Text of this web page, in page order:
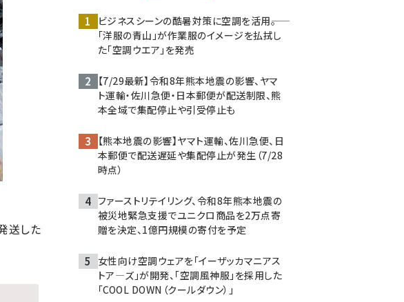
送した
ビジネスシーンの酷暑対策に空調を活用――。
「洋服の青山」が作業服のイメージを払拭し
た「空調ウエア」を発売
【7/29最新】令和8年熊本地震の影響、ヤマ
ト運輸・佐川急便・日本郵便が配送制限、熊
本全域で集配停止や引受停止も
【熊本地震の影響】ヤマト運輸、佐川急便、日
本郵便で配送遅延や集配停止が発生（7/28
時点）
ファーストリテイリング、令和8年熊本地震の
被災地緊急支援でユニクロ商品を2万点寄
贈を決定、1億円規模の寄付を予定
女性向け空調ウェアを「イーザッカマニアス
トア―ズ」が開発、「空調風神服」を採用した
「COOL DOWN（クールダウン）」